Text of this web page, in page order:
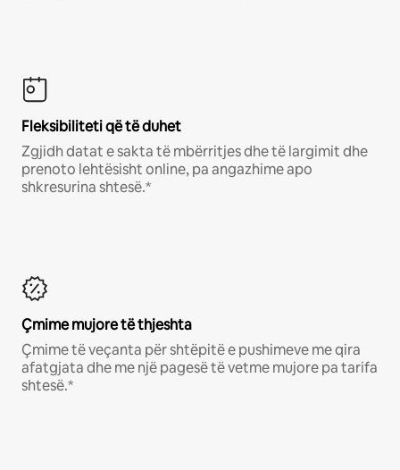
Fleksibiliteti që të duhet
Zgjidh datat e sakta të mbërritjes dhe të largimit dhe
prenoto lehtësisht online, pa angazhime apo
shkresurina shtesë.*
Çmime mujore të thjeshta
Çmime të veçanta për shtëpitë e pushimeve me qira
afatgjata dhe me një pagesë të vetme mujore pa tarifa
shtesë.*